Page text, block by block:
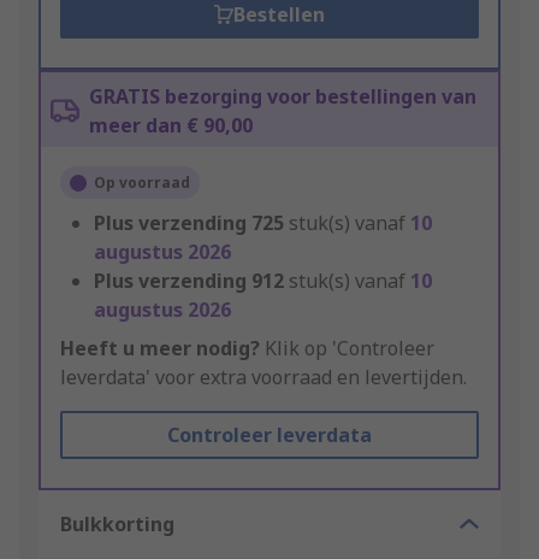
Bestellen
GRATIS bezorging voor bestellingen van
meer dan € 90,00
Op voorraad
Plus verzending 725 stuk(s) vanaf 10
augustus 2026
Plus verzending 912 stuk(s) vanaf 10
augustus 2026
Heeft u meer nodig? Klik op 'Controleer
leverdata' voor extra voorraad en levertijden.
Controleer leverdata
Bulkkorting